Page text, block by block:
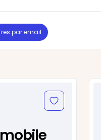
par email